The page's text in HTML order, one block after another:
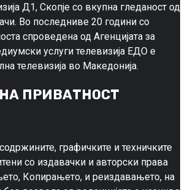
Д1, Скопје со вкупна гледаност од
Во последниве 20 години со
спроведена од Агенцијата за
услуги телевизија ЕДО е
телевизија во Македонија.
ПРИВАТНОСТ
графичките и техничките
со издавачки и авторски права
Копирањето, и реиздавањето, на